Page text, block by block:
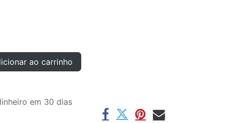
ao carrinho
em 30 dias